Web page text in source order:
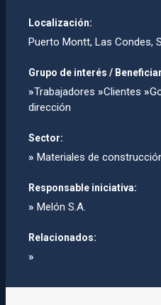
Localización:
Puerto Montt, Las Condes,
Grupo de interés /
»Trabajadores »Clientes »
dirección
Sector:
» Materiales de
Responsable iniciativa:
» Melón S.A.
Relacionados:
»